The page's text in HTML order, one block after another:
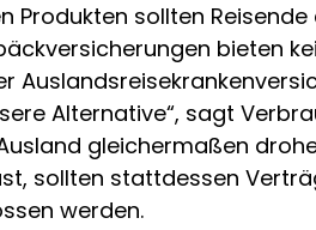
Produkten sollten Reisende
bieten
Alternative“, sagt
gleichermaßen
sollten stattdessen
werden.